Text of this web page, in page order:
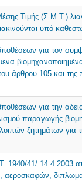
Τιμής (Σ.Μ.Τ.)
υπό
για τον
άρθρου 105 και
για την
παραγωγής
ζητημάτων για
1940/41/ 14.4.2003
αεροσκαφών,